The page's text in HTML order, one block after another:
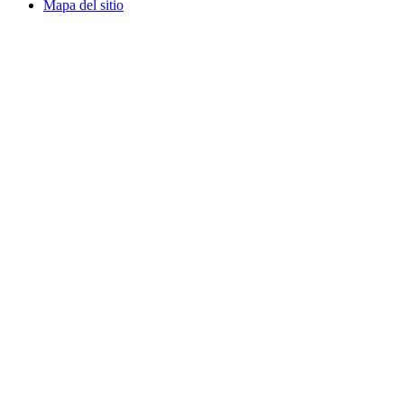
Mapa del sitio